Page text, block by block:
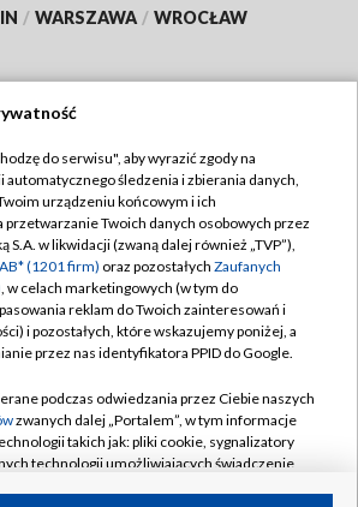
/ WARSZAWA / WROCŁAW
TVP
TVP
Cyfrowa
Regulamin TVP
Polityka prywatności
Moje zgody
Pomoc
Kontakt
Kanały
do serwisu", aby wyrazić zgody na
śledzenia i zbierania danych,
urządzeniu końcowym i ich
Twoich danych osobowych przez
S.A. w likwidacji (zwaną dalej również „TVP”),
(1201 firm) oraz pozostałych Zaufanych
, w celach marketingowych (w tym do
reklam do Twoich zainteresowań i
i pozostałych, które wskazujemy poniżej, a
przez nas identyfikatora PPID do Google.
podczas odwiedzania przez Ciebie naszych
zwanych dalej „Portalem”, w tym informacje
takich jak: pliki cookie, sygnalizatory
technologii umożliwiających świadczenie